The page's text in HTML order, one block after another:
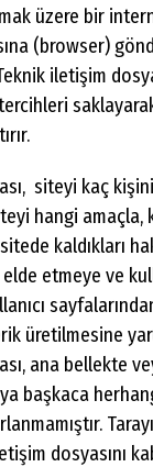
üzere bir
(browser)
iletişim
siteyi kaç
hangi amaçla,
kaldıkları
etmeye ve
üretilmesine
ana bellekte
başkaca
dosyasını